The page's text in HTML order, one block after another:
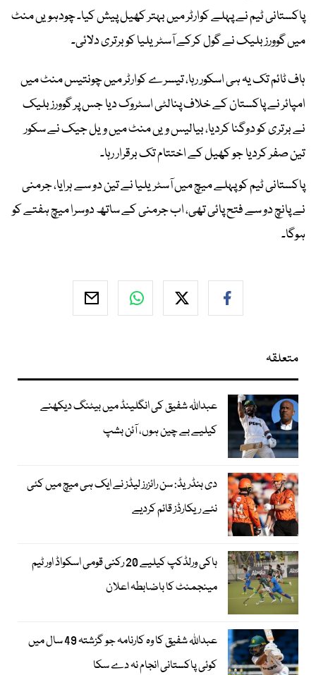
پاکستانی ٹیم نے پہلے کوارٹر میں بہتر کھیل پیش کیا۔ چودہویں منٹ
میں گوورز بلیک نے گول کرکے آسٹریلیا کو برتری دلائی۔
ہاف ٹائم تک یہ ہی اسکور رہا، تیسرے کوارٹر میں چونتیس منٹ میں
امپائر نے پاکستان کے خلاف پنالٹی اسٹروک دیا جس پر گوورز بلیک
نے برتری کو دوگنا کردیا، بیالیس ویں منٹ میں ویل جیک نے سکور
تین صفر کردیا جو کھیل کے اختتام تک برقرار رہا۔
پاکستانی ٹیم کو پہلے میچ میں آسٹریلیا نے تین دو سے ہرایا، جرمنی
نے پانچ دو سے فتح پائی تھی، اب جرمنی کے ساتھ دوسرا میچ ہفتے کو
ہوگا۔
متعلقہ
عبداللہ شفیق کی انگلینڈ میں بیٹنگ دیکھنے
کیلیے بے چین ہوں، آئن بشپ
دی ہنڈریڈ: سن رائزرز لیڈز نے ایک ہی میچ میں کئی
نئے ریکارڈز قائم کردیے
ہاکی ورلڈکپ کیلیے 20 رکنی قومی اسکواڈ اور ٹیم
مینجمنٹ کا باضابطہ اعلان
عبداللہ شفیق کا وہ کارنامہ جو گزشتہ 49 سال میں
کوئی پاکستانی انجام نہ دے سکا